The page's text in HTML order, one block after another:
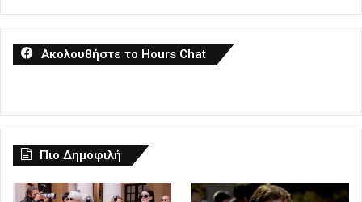
Ακολουθήστε το Hours Chat
Πιο Δημοφιλή